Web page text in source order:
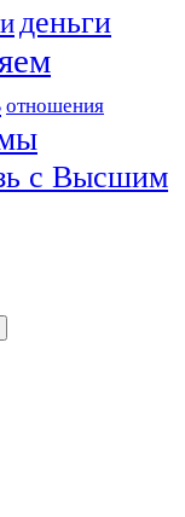
деньги
отношения
с Высшим